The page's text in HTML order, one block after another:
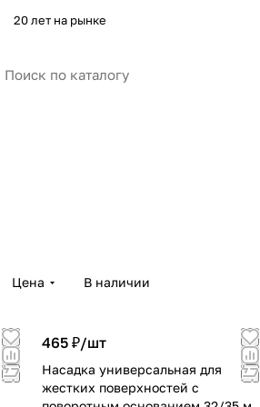
20 лет на рынке
Цена В наличии
465 ₽/шт
Насадка универсальная для
жестких поверхностей с